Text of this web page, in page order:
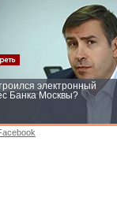
электронный
Банка Москвы?